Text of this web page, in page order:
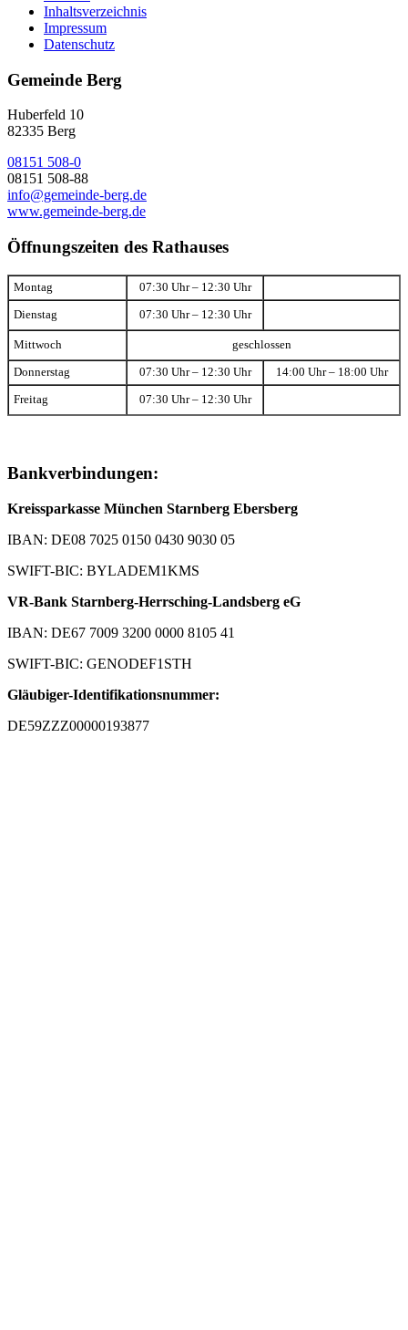
Inhaltsverzeichnis
Impressum
Datenschutz
Gemeinde Berg
Huberfeld 10
82335 Berg
08151 508-0
08151 508-88
info@gemeinde-berg.de
www.gemeinde-berg.de
Öffnungszeiten des Rathauses
Montag 07:30 Uhr – 12:30 Uhr
Dienstag 07:30 Uhr – 12:30 Uhr
Mittwoch geschlossen
Donnerstag 07:30 Uhr – 12:30 Uhr 14:00 Uhr – 18:00 Uhr
Freitag 07:30 Uhr – 12:30 Uhr
Bankverbindungen:
Kreissparkasse München Starnberg Ebersberg
IBAN: DE08 7025 0150 0430 9030 05
SWIFT-BIC: BYLADEM1KMS
VR-Bank Starnberg-Herrsching-Landsberg eG
IBAN: DE67 7009 3200 0000 8105 41
SWIFT-BIC: GENODEF1STH
Gläubiger-Identifikationsnummer:
DE59ZZZ00000193877